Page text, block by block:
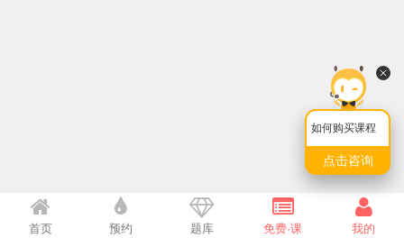
如何购买课程
点击咨询
首页 预约 题库 免费·课 我的